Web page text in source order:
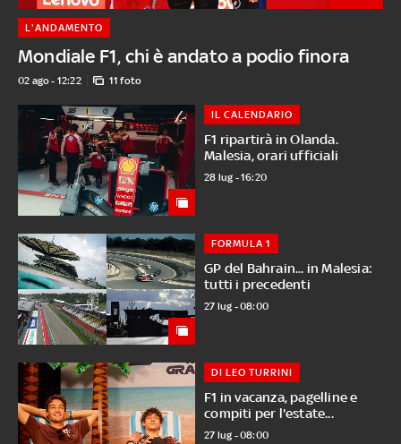
Mondiale F1, chi è andato a podio finora
L'ANDAMENTO
02 ago - 12:22 11 foto
F1 ripartirà in Olanda.
Malesia, orari ufficiali
IL CALENDARIO
28 lug - 16:20
GP del Bahrain... in Malesia:
tutti i precedenti
FORMULA 1
27 lug - 08:00
F1 in vacanza, pagelline e
compiti per l'estate...
DI LEO TURRINI
27 lug - 08:00